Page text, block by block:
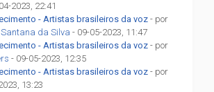
2023, 22:41
- Artistas brasileiros da voz - por
da Silva - 09-05-2023, 11:47
- Artistas brasileiros da voz - por
- 09-05-2023, 12:35
- Artistas brasileiros da voz - por
13:23